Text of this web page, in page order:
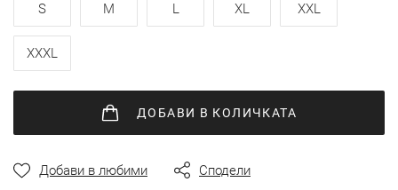
S M L XL XXL
XXXL
ДОБАВИ В КОЛИЧКАТА
Добави в любими Сподели